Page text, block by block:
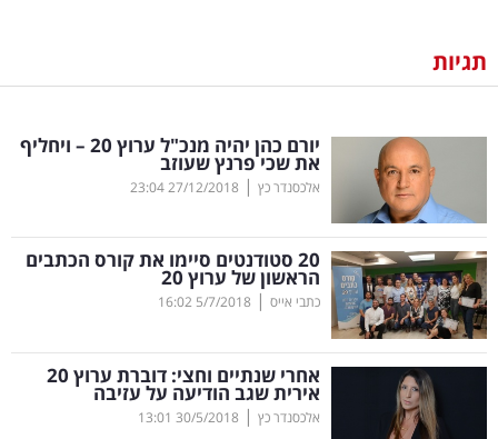
וצרכנות
דיגיטל
שיווק
ופרסום
משפט
מדדים
ומחקרים
תגיות
יורם כהן יהיה מנכ"ל ערוץ 20 – ויחליף
את שכי פרנץ שעוזב
אלכסנדר כץ |
27/12/2018
23:04
20 סטודנטים סיימו את קורס הכתבים
הראשון של ערוץ 20
כתבי אייס |
5/7/2018
16:02
אחרי שנתיים וחצי: דוברת ערוץ 20
אירית שגב הודיעה על עזיבה
אלכסנדר כץ |
30/5/2018
13:01